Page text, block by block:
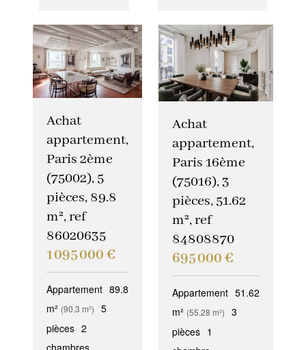
Achat
appartement,
Paris 2ème
(75002), 5
pièces, 89.8
m², ref
86020635
1 095 000 €
Appartement 89.8
m² (90.3 m²)
5
pièces 2
chambres
Achat
appartement,
Paris 16ème
(75016), 3
pièces, 51.62
m², ref
84808870
695 000 €
Appartement 51.62
m² (55.28 m²)
3
pièces 1